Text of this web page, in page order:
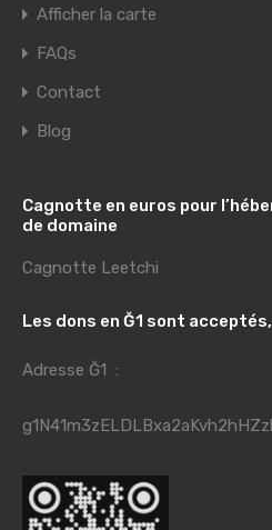
Afficher la carte
FAQs
Contact
Blog
Cagnotte en euros pour
de domaine
Cagnotte Leetchi
Les dons en Ğ1 sont
Adresse Ğ1 :